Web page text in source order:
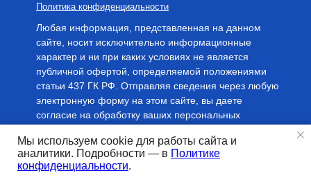
Мы используем cookie для работы сайта и
аналитики. Подробности — в Политике
конфиденциальности.
Политика конфиденциальности
Любая информация, представленная на данном
сайте, носит исключительно информационные
характер и ни при каких условиях не является
публичной офертой, определяемой положениями
статьи 437 ГК РФ. Отправляя сведения через любую
электронную форму на этом сайте, вы даете
согласие на обработку ваших персональных
Made on Tilda